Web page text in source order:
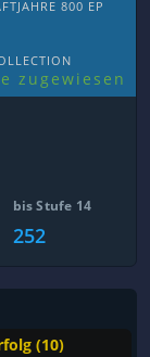
800 EP
zugewiesen
bis Stufe 14
252
(10)